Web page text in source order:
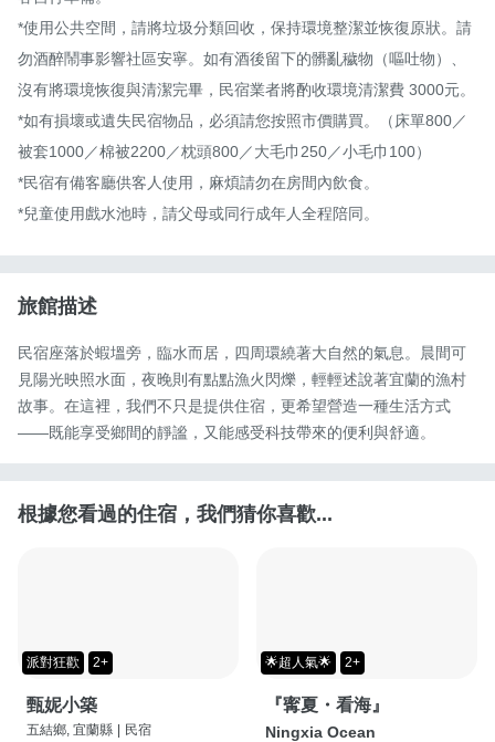
*使用公共空間，請將垃圾分類回收，保持環境整潔並恢復原狀。請
勿酒醉鬧事影響社區安寧。如有酒後留下的髒亂穢物（嘔吐物）、
沒有將環境恢復與清潔完畢，民宿業者將酌收環境清潔費 3000元。
*如有損壞或遺失民宿物品，必須請您按照市價購買。（床單800／
被套1000／棉被2200／枕頭800／大毛巾250／小毛巾100）
*民宿有備客廳供客人使用，麻煩請勿在房間內飲食。
*兒童使用戲水池時，請父母或同行成年人全程陪同。
旅館描述
民宿座落於蝦塭旁，臨水而居，四周環繞著大自然的氣息。晨間可
見陽光映照水面，夜晚則有點點漁火閃爍，輕輕述說著宜蘭的漁村
故事。在這裡，我們不只是提供住宿，更希望營造一種生活方式
——既能享受鄉間的靜謐，又能感受科技帶來的便利與舒適。
根據您看過的住宿，我們猜你喜歡...
派對狂歡 2+
甄妮小築
五結鄉, 宜蘭縣 | 民宿
🌟超人氣🌟 2+
『寗夏・看海』
Ningxia Ocean